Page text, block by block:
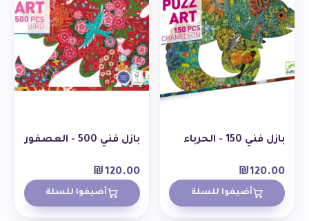
بازل فني 150 - الحرباء
₪120.00
أضيفوا للسلة
بازل فني 500 - العصفور
₪120.00
أضيفوا للسلة